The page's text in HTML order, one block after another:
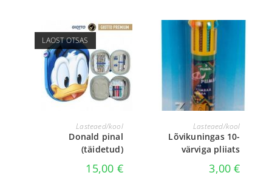
LAOST OTSAS
LOE EDASI
Lasteaed/kool
Donald pinal
(täidetud)
15,00 €
LISA KORVI
Lasteaed/kool
Lõvikuningas 10-
värviga pliiats
3,00€